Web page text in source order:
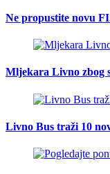
Ne propustite novu
Mljekara Livno zbog
Livno Bus traži 10